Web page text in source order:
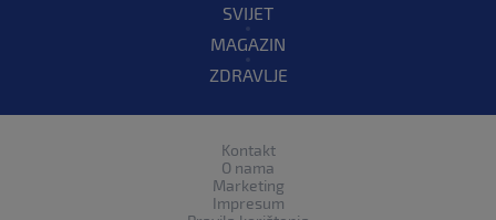
SVIJET
MAGAZIN
ZDRAVLJE
Kontakt
O nama
Marketing
Impresum